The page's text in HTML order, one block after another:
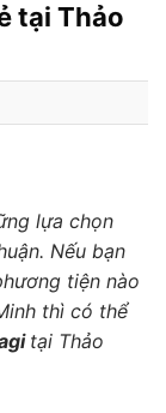
tại Thảo
lựa chọn
Nếu bạn
tiện nào
thì có thể
tại Thảo